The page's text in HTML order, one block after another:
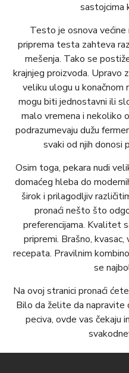
sastojcima
Testo je osnova većine
priprema testa zahteva
mešenja. Tako se
krajnjeg proizvoda. Upravo
veliku ulogu u
mogu biti jednostavni ili
malo vremena i nekoliko
podrazumevaju dužu
svaki od njih donosi
Osim toga, pekara nudi
domaćeg hleba do
širok i prilagodljiv
pronaći nešto što
preferencijama. Kvalitet
pripremi. Brašno,
recepata. Pravilnim
se
Na ovoj stranici pronaći
Bilo da želite da napravite
peciva, ovde vas čekaju